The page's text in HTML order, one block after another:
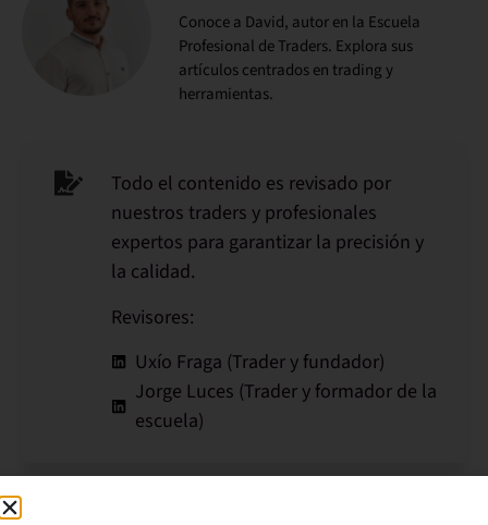
Conoce a David, autor en la Escuela
Profesional de Traders. Explora sus
artículos centrados en trading y
herramientas.
Todo el contenido es revisado por
nuestros traders y profesionales
expertos para garantizar la precisión y
la calidad.
Revisores:
Uxío Fraga (Trader y fundador)
Jorge Luces (Trader y formador de la
escuela)